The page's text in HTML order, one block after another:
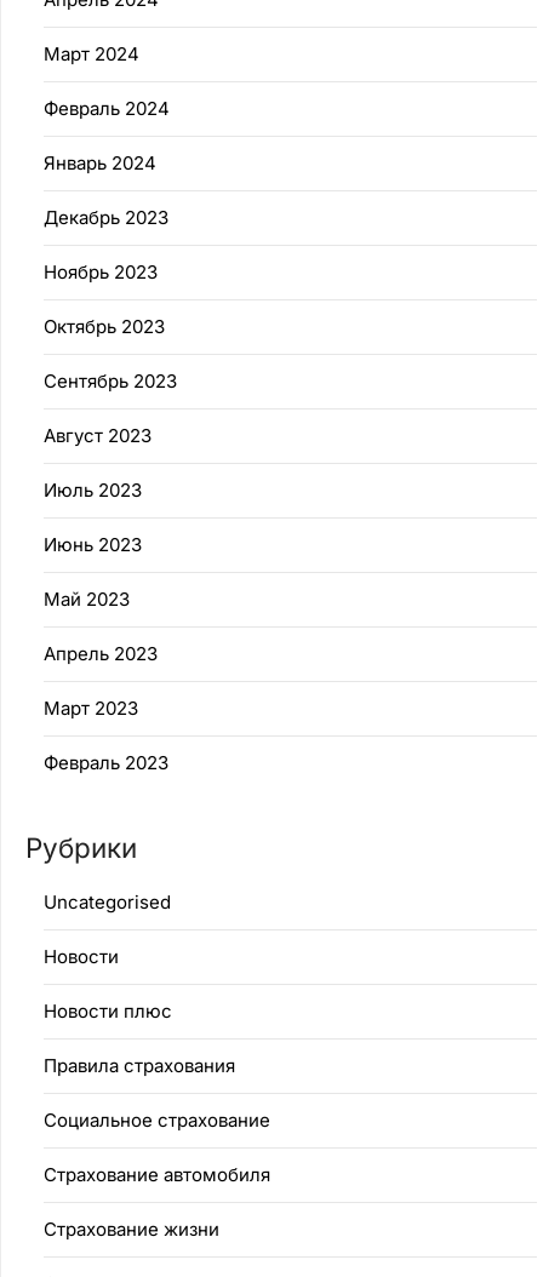
Март 2024
Февраль 2024
Январь 2024
Декабрь 2023
Ноябрь 2023
Октябрь 2023
Сентябрь 2023
Август 2023
Июль 2023
Июнь 2023
Май 2023
Апрель 2023
Март 2023
Февраль 2023
Рубрики
Uncategorised
Новости
Новости плюс
Правила страхования
Социальное страхование
Страхование автомобиля
Страхование жизни